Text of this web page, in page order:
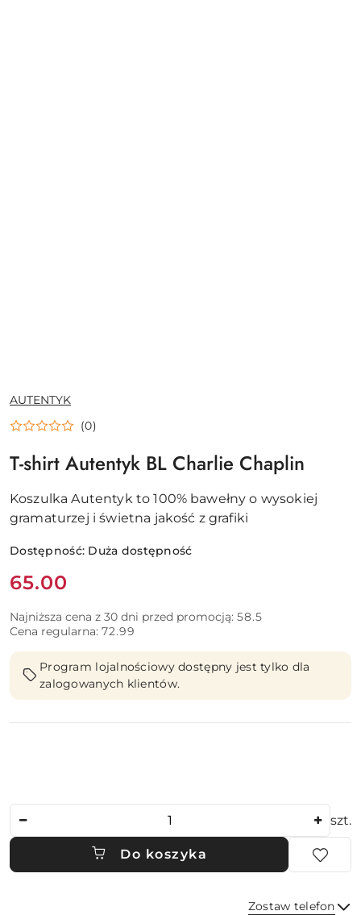
NAZWA
PRODUCENTA:
AUTENTYK
(0)
T-shirt Autentyk BL Charlie Chaplin
Koszulka Autentyk to 100% bawełny o wysokiej
gramaturzej i świetna jakość z grafiki
Dostępność: Duża dostępność
Cena:
65.00
Najniższa cena z 30 dni przed promocją: 58.5
Cena regularna: 72.99
Program lojalnościowy dostępny jest tylko dla
zalogowanych klientów.
szt.
Do koszyka
Zostaw telefon